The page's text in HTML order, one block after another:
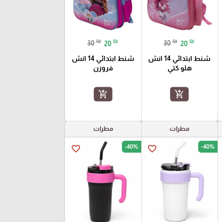
30 ₪ 20 ₪
شنط ابتدائي 14 انش
هلو كتي
add_shopping_cart
30 ₪ 20 ₪
شنط ابتدائي 14 انش
فروزن
add_shopping_cart
مطرات
favorite_border -40%
مطرات
favorite_border -40%